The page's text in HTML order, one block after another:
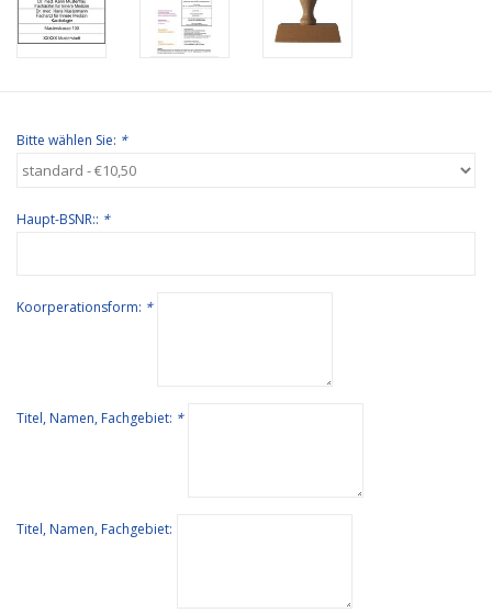
Bitte wählen Sie: *
Haupt-BSNR:: *
Koorperationsform: *
Titel, Namen, Fachgebiet: *
Titel, Namen, Fachgebiet: